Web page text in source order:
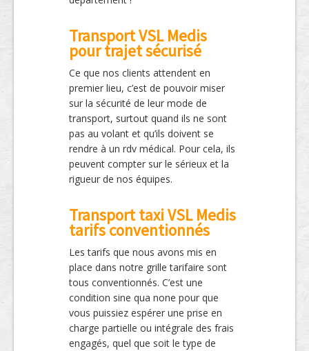
Transport VSL Medis
pour trajet sécurisé
Ce que nos clients attendent en
premier lieu, c’est de pouvoir miser
sur la sécurité de leur mode de
transport, surtout quand ils ne sont
pas au volant et qu’ils doivent se
rendre à un rdv médical. Pour cela, ils
peuvent compter sur le sérieux et la
rigueur de nos équipes.
Transport taxi VSL Medis
tarifs conventionnés
Les tarifs que nous avons mis en
place dans notre grille tarifaire sont
tous conventionnés. C’est une
condition sine qua none pour que
vous puissiez espérer une prise en
charge partielle ou intégrale des frais
engagés, quel que soit le type de